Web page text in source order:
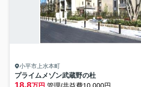
小平市上水本町
プライムメゾン武蔵野の杜
18.8